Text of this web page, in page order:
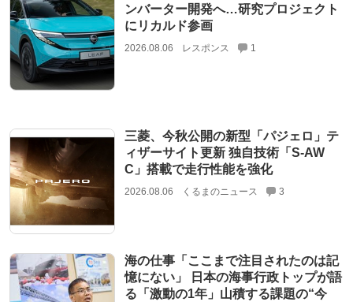
ンバーター開発へ…研究プロジェクト
にリカルド参画
2026.08.06 レスポンス 1
三菱、今秋公開の新型「パジェロ」テ
ィザーサイト更新 独自技術「S-AW
C」搭載で走行性能を強化
2026.08.06 くるまのニュース 3
海の仕事「ここまで注目されたのは記
憶にない」 日本の海事行政トップが語
る「激動の1年」山積する課題の“今